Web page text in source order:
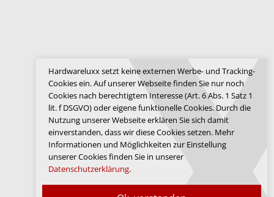
Hardwareluxx setzt keine externen Werbe- und Tracking-
Cookies ein. Auf unserer Webseite finden Sie nur noch
Cookies nach berechtigtem Interesse (Art. 6 Abs. 1 Satz 1
lit. f DSGVO) oder eigene funktionelle Cookies. Durch die
Nutzung unserer Webseite erklären Sie sich damit
einverstanden, dass wir diese Cookies setzen. Mehr
Informationen und Möglichkeiten zur Einstellung
unserer Cookies finden Sie in unserer
Datenschutzerklärung.